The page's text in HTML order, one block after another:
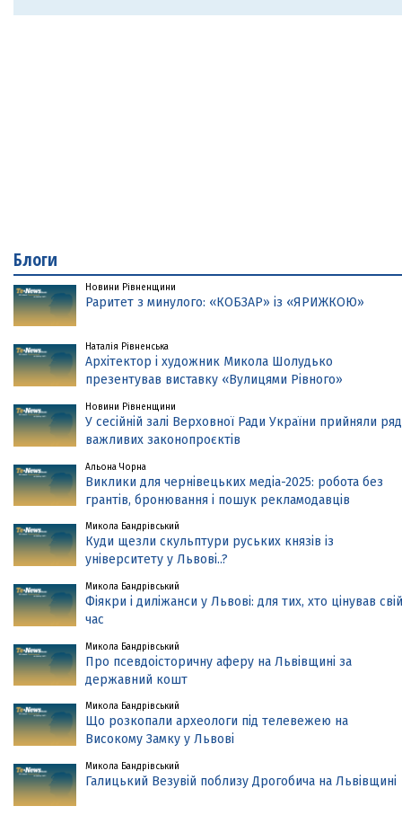
Блоги
Новини Рівненщини
Раритет з минулого: «КОБЗАР» із «ЯРИЖКОЮ»
Наталія Рівненська
Архітектор і художник Микола Шолудько
презентував виставку «Вулицями Рівного»
Новини Рівненщини
У сесійній залі Верховної Ради України прийняли ряд
важливих законопроєктів
Альона Чорна
Виклики для чернівецьких медіа-2025: робота без
грантів, бронювання і пошук рекламодавців
Микола Бандрівський
Куди щезли скульптури руських князів із
університету у Львові..?
Микола Бандрівський
Фіякри і диліжанси у Львові: для тих, хто цінував свій
час
Микола Бандрівський
Про псевдоісторичну аферу на Львівщині за
державний кошт
Микола Бандрівський
Що розкопали археологи під телевежею на
Високому Замку у Львові
Микола Бандрівський
Галицький Везувій поблизу Дрогобича на Львівщині